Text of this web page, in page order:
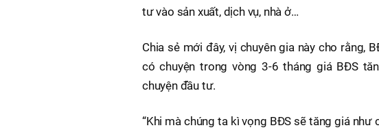
tư vào sản xuất, dịch vụ, nhà ở…
Chia sẻ mới đây, vị chuyên gia này cho rằng,
có chuyện trong vòng 3-6 tháng giá BĐS
chuyện đầu tư.
“Khi mà chúng ta kì vọng BĐS sẽ tăng giá